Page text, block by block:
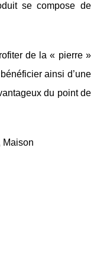
se compose de
de la « pierre »
ainsi d’une
du point de